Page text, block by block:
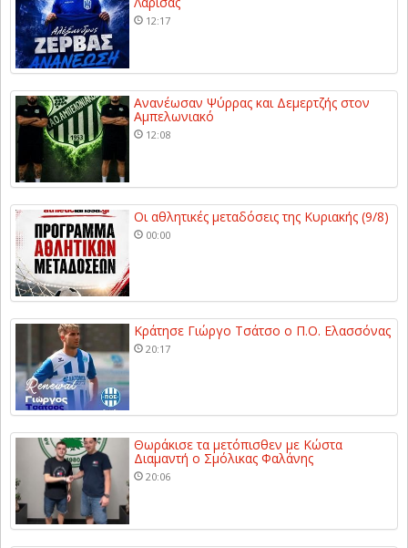
12:17
Ανανέωσαν Ψύρρας και Δεμερτζής στον
Αμπελωνιακό
12:08
Οι αθλητικές μεταδόσεις της Κυριακής (9/8)
00:00
Κράτησε Γιώργο Τσάτσο ο Π.Ο. Ελασσόνας
20:17
Θωράκισε τα μετόπισθεν με Κώστα
Διαμαντή ο Σμόλικας Φαλάνης
20:06